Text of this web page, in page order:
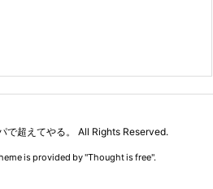
で超えてやる。 All Rights Reserved.
is provided by "Thought is free".